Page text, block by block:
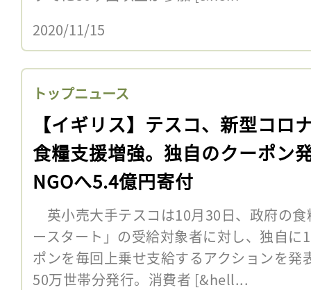
2020/11/15
トップニュース
【イギリス】テスコ、新型コロ
食糧支援増強。独自のクーポン
NGOへ5.4億円寄付
英小売大手テスコは10月30日、政府の
ースタート」の受給対象者に対し、独自に
ポンを毎回上乗せ支給するアクションを発
50万世帯分発行。消費者 [&hell...